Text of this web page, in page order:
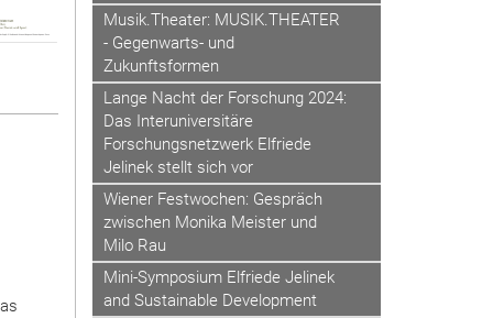
Musik.Theater: MUSIK.THEATER
- Gegenwarts- und
Zukunftsformen
Lange Nacht der Forschung 2024:
Das Interuniversitäre
Forschungsnetzwerk Elfriede
Jelinek stellt sich vor
Wiener Festwochen: Gespräch
zwischen Monika Meister und
Milo Rau
Mini-Symposium Elfriede Jelinek
and Sustainable Development